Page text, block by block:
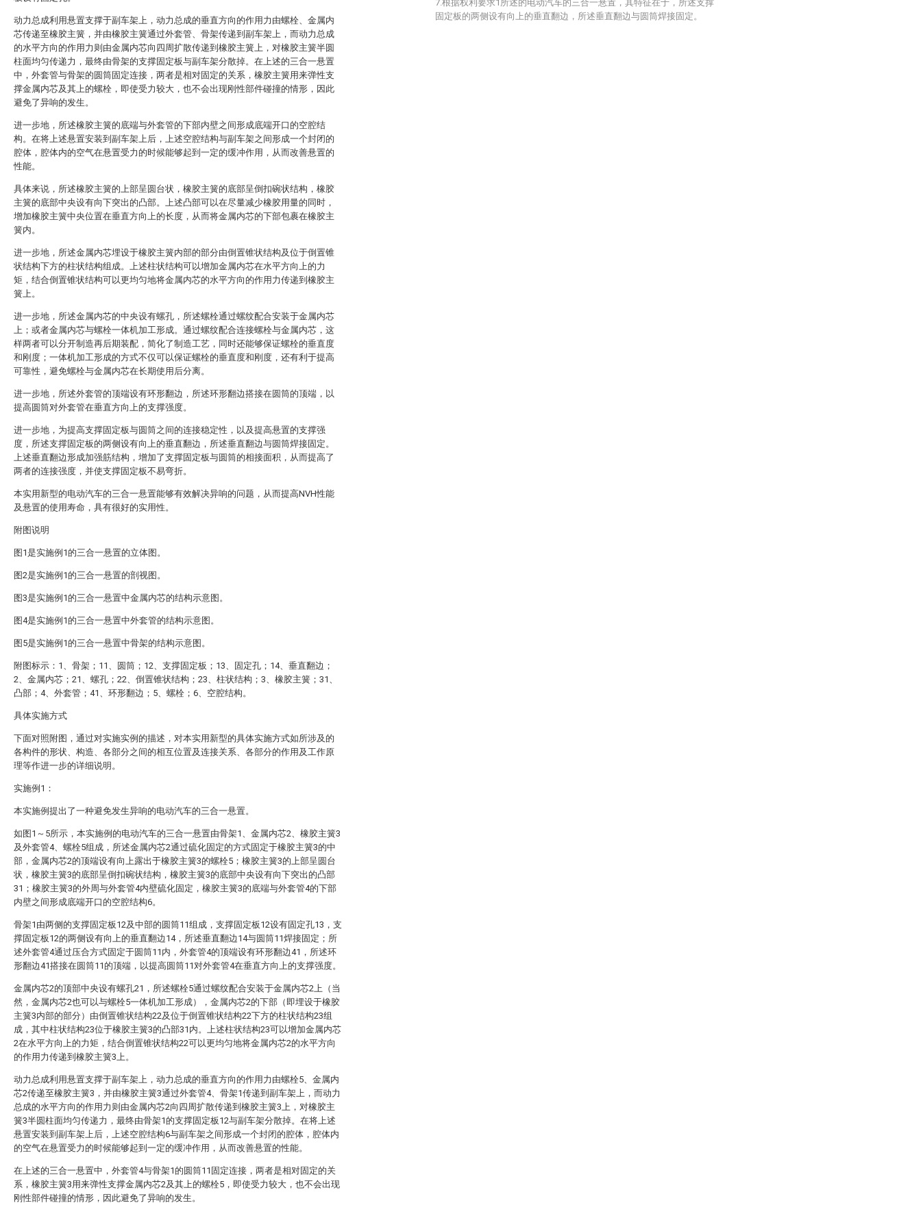
动力总成利用悬置支撑于副车架上，动力总成的垂直方向的作用力由螺栓、金属内
芯传递至橡胶主簧，并由橡胶主簧通过外套管、骨架传递到副车架上，而动力总成
的水平方向的作用力则由金属内芯向四周扩散传递到橡胶主簧上，对橡胶主簧半圆
柱面均匀传递力，最终由骨架的支撑固定板与副车架分散掉。在上述的三合一悬置
中，外套管与骨架的圆筒固定连接，两者是相对固定的关系，橡胶主簧用来弹性支
撑金属内芯及其上的螺栓，即使受力较大，也不会出现刚性部件碰撞的情形，因此
避免了异响的发生。
进一步地，所述橡胶主簧的底端与外套管的下部内壁之间形成底端开口的空腔结
构。在将上述悬置安装到副车架上后，上述空腔结构与副车架之间形成一个封闭的
腔体，腔体内的空气在悬置受力的时候能够起到一定的缓冲作用，从而改善悬置的
性能。
具体来说，所述橡胶主簧的上部呈圆台状，橡胶主簧的底部呈倒扣碗状结构，橡胶
主簧的底部中央设有向下突出的凸部。上述凸部可以在尽量减少橡胶用量的同时，
增加橡胶主簧中央位置在垂直方向上的长度，从而将金属内芯的下部包裹在橡胶主
簧内。
进一步地，所述金属内芯埋设于橡胶主簧内部的部分由倒置锥状结构及位于倒置锥
状结构下方的柱状结构组成。上述柱状结构可以增加金属内芯在水平方向上的力
矩，结合倒置锥状结构可以更均匀地将金属内芯的水平方向的作用力传递到橡胶主
簧上。
进一步地，所述金属内芯的中央设有螺孔，所述螺栓通过螺纹配合安装于金属内芯
上；或者金属内芯与螺栓一体机加工形成。通过螺纹配合连接螺栓与金属内芯，这
样两者可以分开制造再后期装配，简化了制造工艺，同时还能够保证螺栓的垂直度
和刚度；一体机加工形成的方式不仅可以保证螺栓的垂直度和刚度，还有利于提高
可靠性，避免螺栓与金属内芯在长期使用后分离。
进一步地，所述外套管的顶端设有环形翻边，所述环形翻边搭接在圆筒的顶端，以
提高圆筒对外套管在垂直方向上的支撑强度。
进一步地，为提高支撑固定板与圆筒之间的连接稳定性，以及提高悬置的支撑强
度，所述支撑固定板的两侧设有向上的垂直翻边，所述垂直翻边与圆筒焊接固定。
上述垂直翻边形成加强筋结构，增加了支撑固定板与圆筒的相接面积，从而提高了
两者的连接强度，并使支撑固定板不易弯折。
本实用新型的电动汽车的三合一悬置能够有效解决异响的问题，从而提高NVH性能
及悬置的使用寿命，具有很好的实用性。
附图说明
图1是实施例1的三合一悬置的立体图。
图2是实施例1的三合一悬置的剖视图。
图3是实施例1的三合一悬置中金属内芯的结构示意图。
图4是实施例1的三合一悬置中外套管的结构示意图。
图5是实施例1的三合一悬置中骨架的结构示意图。
附图标示：1、骨架；11、圆筒；12、支撑固定板；13、固定孔；14、垂直翻边；
2、金属内芯；21、螺孔；22、倒置锥状结构；23、柱状结构；3、橡胶主簧；31、
凸部；4、外套管；41、环形翻边；5、螺栓；6、空腔结构。
具体实施方式
下面对照附图，通过对实施实例的描述，对本实用新型的具体实施方式如所涉及的
各构件的形状、构造、各部分之间的相互位置及连接关系、各部分的作用及工作原
理等作进一步的详细说明。
实施例1：
本实施例提出了一种避免发生异响的电动汽车的三合一悬置。
如图1～5所示，本实施例的电动汽车的三合一悬置由骨架1、金属内芯2、橡胶主簧3
及外套管4、螺栓5组成，所述金属内芯2通过硫化固定的方式固定于橡胶主簧3的中
部，金属内芯2的顶端设有向上露出于橡胶主簧3的螺栓5；橡胶主簧3的上部呈圆台
状，橡胶主簧3的底部呈倒扣碗状结构，橡胶主簧3的底部中央设有向下突出的凸部
31；橡胶主簧3的外周与外套管4内壁硫化固定，橡胶主簧3的底端与外套管4的下部
内壁之间形成底端开口的空腔结构6。
骨架1由两侧的支撑固定板12及中部的圆筒11组成，支撑固定板12设有固定孔13，支
撑固定板12的两侧设有向上的垂直翻边14，所述垂直翻边14与圆筒11焊接固定；所
述外套管4通过压合方式固定于圆筒11内，外套管4的顶端设有环形翻边41，所述环
形翻边41搭接在圆筒11的顶端，以提高圆筒11对外套管4在垂直方向上的支撑强度。
金属内芯2的顶部中央设有螺孔21，所述螺栓5通过螺纹配合安装于金属内芯2上（当
然，金属内芯2也可以与螺栓5一体机加工形成），金属内芯2的下部（即埋设于橡胶
主簧3内部的部分）由倒置锥状结构22及位于倒置锥状结构22下方的柱状结构23组
成，其中柱状结构23位于橡胶主簧3的凸部31内。上述柱状结构23可以增加金属内芯
2在水平方向上的力矩，结合倒置锥状结构22可以更均匀地将金属内芯2的水平方向
的作用力传递到橡胶主簧3上。
动力总成利用悬置支撑于副车架上，动力总成的垂直方向的作用力由螺栓5、金属内
芯2传递至橡胶主簧3，并由橡胶主簧3通过外套管4、骨架1传递到副车架上，而动力
总成的水平方向的作用力则由金属内芯2向四周扩散传递到橡胶主簧3上，对橡胶主
簧3半圆柱面均匀传递力，最终由骨架1的支撑固定板12与副车架分散掉。在将上述
悬置安装到副车架上后，上述空腔结构6与副车架之间形成一个封闭的腔体，腔体内
的空气在悬置受力的时候能够起到一定的缓冲作用，从而改善悬置的性能。
在上述的三合一悬置中，外套管4与骨架1的圆筒11固定连接，两者是相对固定的关
系，橡胶主簧3用来弹性支撑金属内芯2及其上的螺栓5，即使受力较大，也不会出现
刚性部件碰撞的情形，因此避免了异响的发生。
7.根据权利要求1所述的电动汽车的三合一悬置，其特征在于，所述支撑
固定板的两侧设有向上的垂直翻边，所述垂直翻边与圆筒焊接固定。